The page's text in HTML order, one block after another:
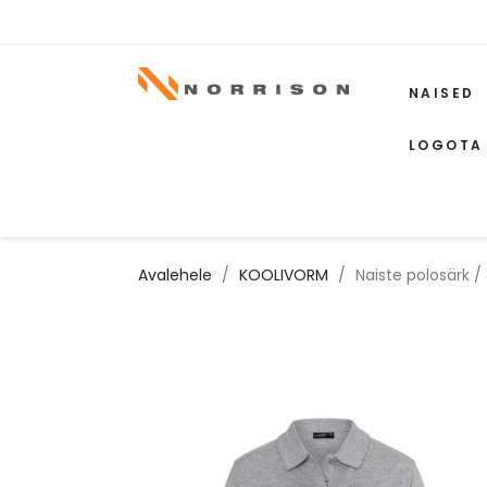
NAISED
Avalehele KOOLIVORM Naiste polosärk